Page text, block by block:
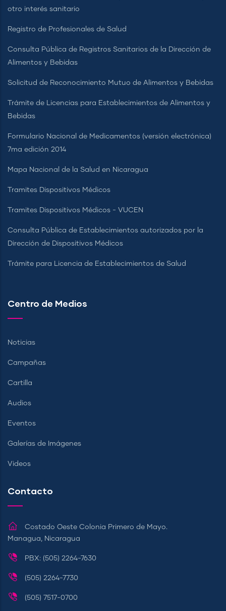
otro interés sanitario
Registro de Profesionales de Salud
Consulta Pública de Registros Sanitarios de la Dirección de
Alimentos y Bebidas
Solicitud de Reconocimiento Mutuo de Alimentos y Bebidas
Trámite de Licencias para Establecimientos de Alimentos y
Bebidas
Formulario Nacional de Medicamentos (versión electrónica)
7ma edición 2014
Mapa Nacional de la Salud en Nicaragua
Tramites Dispositivos Médicos
Tramites Dispositivos Médicos - VUCEN
Consulta Pública de Establecimientos autorizados por la
Dirección de Dispositivos Médicos
Trámite para Licencia de Establecimientos de Salud
Centro de Medios
Noticias
Campañas
Cartilla
Audios
Eventos
Galerías de Imágenes
Videos
Contacto
Costado Oeste Colonia Primero de Mayo.
Managua, Nicaragua
PBX: (505) 2264-7630
(505) 2264-7730
(505) 7517-0700